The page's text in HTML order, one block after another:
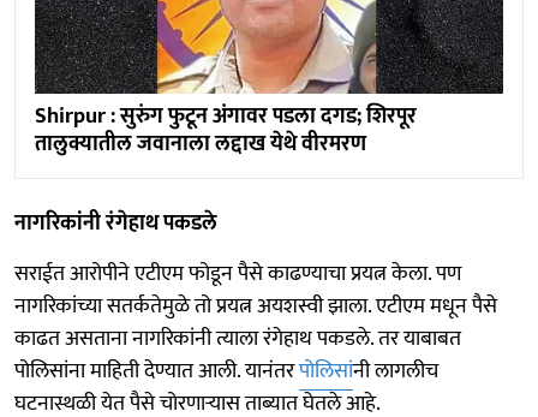
Shirpur : सुरुंग फुटून अंगावर पडला दगड; शिरपूर
तालुक्यातील जवानाला लद्दाख येथे वीरमरण
नागरिकांनी रंगेहाथ पकडले
सराईत आरोपीने एटीएम फोडून पैसे काढण्याचा प्रयत्न केला. पण
नागरिकांच्या सतर्कतेमुळे तो प्रयत्न अयशस्वी झाला. एटीएम मधून पैसे
काढत असताना नागरिकांनी त्याला रंगेहाथ पकडले. तर याबाबत
पोलिसांना माहिती देण्यात आली. यानंतरपोलिसांनी लागलीच
घटनास्थळी येत पैसे चोरणाऱ्यास ताब्यात घेतले आहे.